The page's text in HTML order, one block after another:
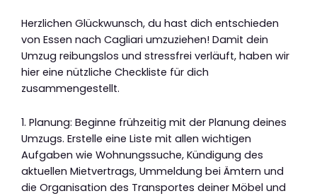
Herzlichen Glückwunsch, du hast dich entschieden
von Essen nach Cagliari umzuziehen! Damit dein
Umzug reibungslos und stressfrei verläuft, haben wir
hier eine nützliche Checkliste für dich
zusammengestellt.
1. Planung: Beginne frühzeitig mit der Planung deines
Umzugs. Erstelle eine Liste mit allen wichtigen
Aufgaben wie Wohnungssuche, Kündigung des
aktuellen Mietvertrags, Ummeldung bei Ämtern und
die Organisation des Transportes deiner Möbel und